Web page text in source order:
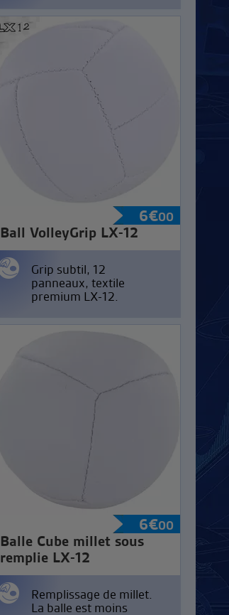
6€00
Ball VolleyGrip LX-12
Grip subtil, 12
panneaux, textile
premium LX-12.
6€00
Balle Cube millet sous
remplie LX-12
Remplissage de millet.
La balle est moins